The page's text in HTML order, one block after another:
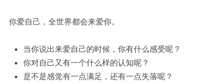
你爱自己，全世界都会来爱你。
当你说出来爱自己的时候，你有什么感受呢？
你对自己又有一个什么样的认知呢？
是不是感觉有一点满足，还有一点失落呢？